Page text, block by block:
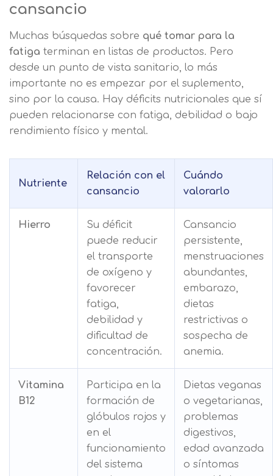
cansancio
Muchas búsquedas sobre qué tomar para la
fatiga terminan en listas de productos. Pero
desde un punto de vista sanitario, lo más
importante no es empezar por el suplemento,
sino por la causa. Hay déficits nutricionales que sí
pueden relacionarse con fatiga, debilidad o bajo
rendimiento físico y mental.
Nutriente
Relación con el
cansancio
Cuándo
valorarlo
Hierro
Su déficit
puede reducir
el transporte
de oxígeno y
favorecer
fatiga,
debilidad y
dificultad de
concentración.
Cansancio
persistente,
menstruaciones
abundantes,
embarazo,
dietas
restrictivas o
sospecha de
anemia.
Vitamina
B12
Participa en la
formación de
glóbulos rojos y
en el
funcionamiento
del sistema
Dietas veganas
o vegetarianas,
problemas
digestivos,
edad avanzada
o síntomas